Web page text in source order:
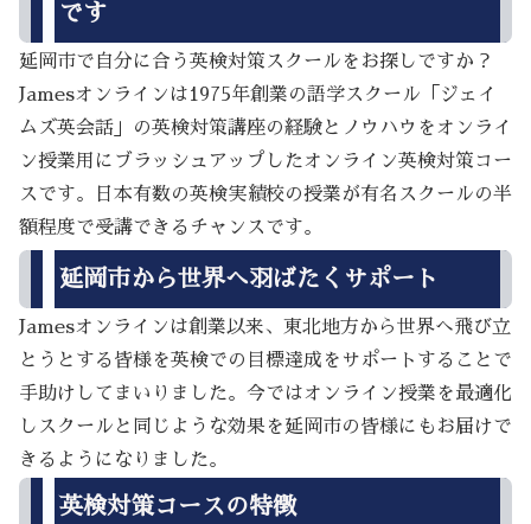
です
延岡市で自分に合う英検対策スクールをお探しですか？
Jamesオンラインは1975年創業の語学スクール「ジェイ
ムズ英会話」の英検対策講座の経験とノウハウをオンライ
ン授業用にブラッシュアップしたオンライン英検対策コー
スです。日本有数の英検実績校の授業が有名スクールの半
額程度で受講できるチャンスです。
延岡市から世界へ羽ばたくサポート
Jamesオンラインは創業以来、東北地方から世界へ飛び立
とうとする皆様を英検での目標達成をサポートすることで
手助けしてまいりました。今ではオンライン授業を最適化
しスクールと同じような効果を延岡市の皆様にもお届けで
きるようになりました。
英検対策コースの特徴